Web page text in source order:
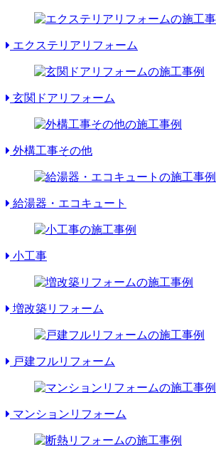
エクステリアリフォーム
玄関ドアリフォーム
外構工事その他
給湯器・エコキュート
小工事
増改築リフォーム
戸建フルリフォーム
マンションリフォーム